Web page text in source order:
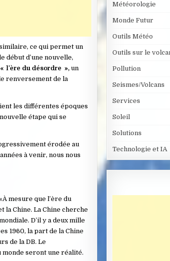
ce qui permet un
début d’une nouvelle,
« l’ère du désordre », un
renversement de la
les différentes époques
étape qui se
érodée au
à venir, nous nous
mesure que l’ère du
Chine. La Chine cherche
D’il y a deux mille
1960, la part de la Chine
de la DB. Le
monde seront une réalité.
Météorologie
Monde Futur
Outils Météo
Outils sur le
Pollution
Seismes/Volcans
Services
Soleil
Solutions
Technologie et IA